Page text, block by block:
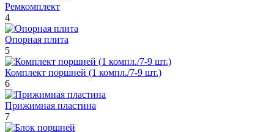
Ремкомплект
4
Опорная плита
5
Комплект поршней (1 компл./7-9 шт.)
6
Прижимная пластина
7